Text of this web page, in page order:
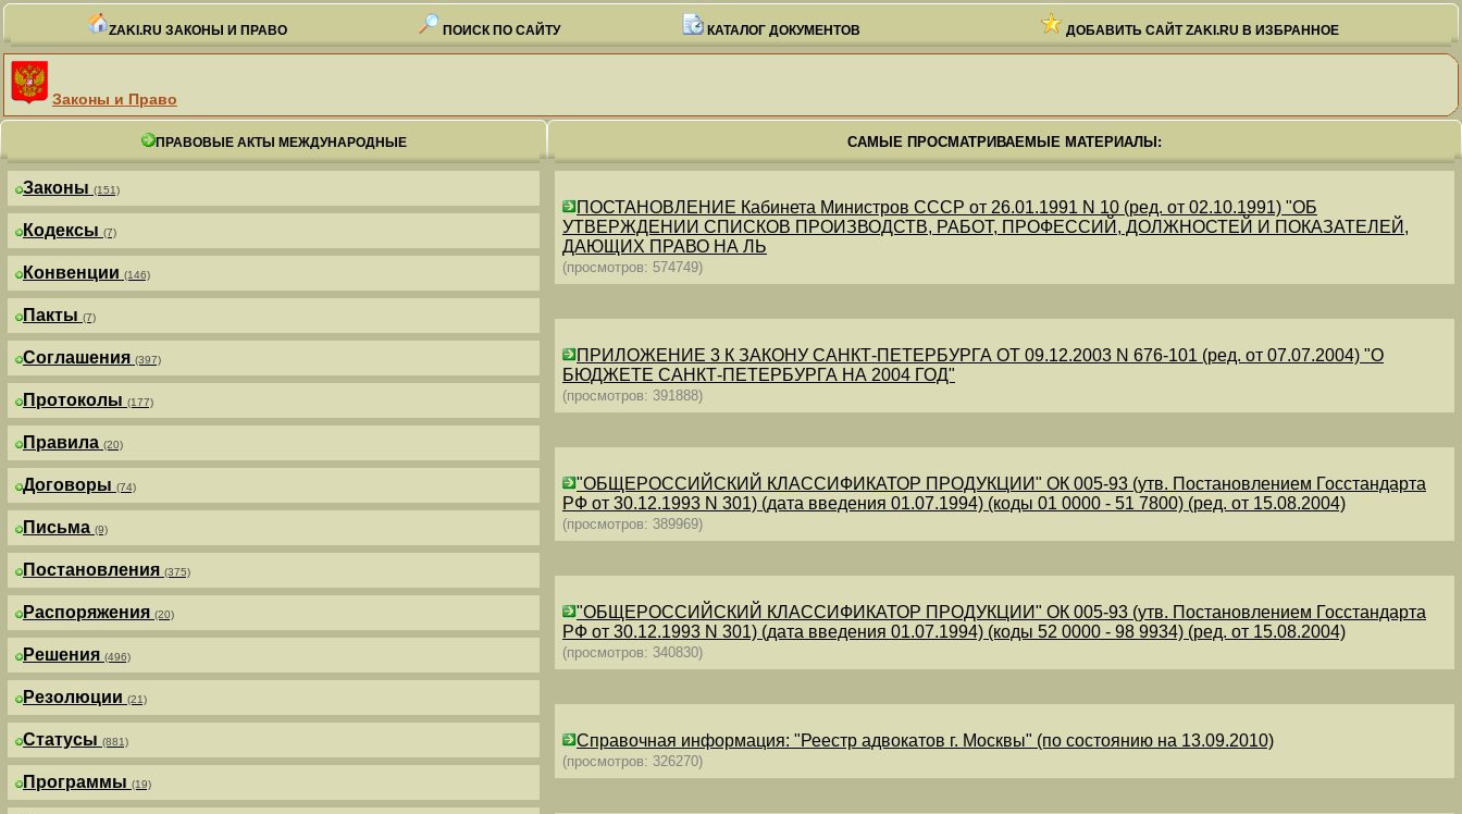
ZAKI.RU ЗАКОНЫ И ПРАВО ПОИСК ПО САЙТУ КАТАЛОГ ДОКУМЕНТОВ ДОБАВИТЬ САЙТ ZAKI.RU В ИЗБРАННОЕ
Законы и Право
ПРАВОВЫЕ АКТЫ МЕЖДУНАРОДНЫЕ
Законы (151)
Кодексы (7)
Конвенции (146)
Пакты (7)
Соглашения (397)
Протоколы (177)
Правила (20)
Договоры (74)
Письма (9)
Постановления (375)
Распоряжения (20)
Решения (496)
Резолюции (21)
Статусы (881)
Программы (19)
САМЫЕ ПРОСМАТРИВАЕМЫЕ МАТЕРИАЛЫ:
ПОСТАНОВЛЕНИЕ Кабинета Министров СССР от 26.01.1991 N 10 (ред. от 02.10.1991) "ОБ
УТВЕРЖДЕНИИ СПИСКОВ ПРОИЗВОДСТВ, РАБОТ, ПРОФЕССИЙ, ДОЛЖНОСТЕЙ И ПОКАЗАТЕЛЕЙ,
ДАЮЩИХ ПРАВО НА ЛЬ
(просмотров: 574749)
ПРИЛОЖЕНИЕ 3 К ЗАКОНУ САНКТ-ПЕТЕРБУРГА ОТ 09.12.2003 N 676-101 (ред. от 07.07.2004) "О
БЮДЖЕТЕ САНКТ-ПЕТЕРБУРГА НА 2004 ГОД"
(просмотров: 391888)
"ОБЩЕРОССИЙСКИЙ КЛАССИФИКАТОР ПРОДУКЦИИ" ОК 005-93 (утв. Постановлением Госстандарта
РФ от 30.12.1993 N 301) (дата введения 01.07.1994) (коды 01 0000 - 51 7800) (ред. от 15.08.2004)
(просмотров: 389969)
"ОБЩЕРОССИЙСКИЙ КЛАССИФИКАТОР ПРОДУКЦИИ" ОК 005-93 (утв. Постановлением Госстандарта
РФ от 30.12.1993 N 301) (дата введения 01.07.1994) (коды 52 0000 - 98 9934) (ред. от 15.08.2004)
(просмотров: 340830)
Справочная информация: "Реестр адвокатов г. Москвы" (по состоянию на 13.09.2010)
(просмотров: 326270)